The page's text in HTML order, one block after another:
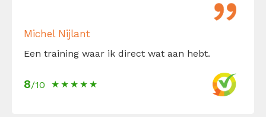
Michel Nijlant
Een training waar ik direct wat aan hebt.
8/10